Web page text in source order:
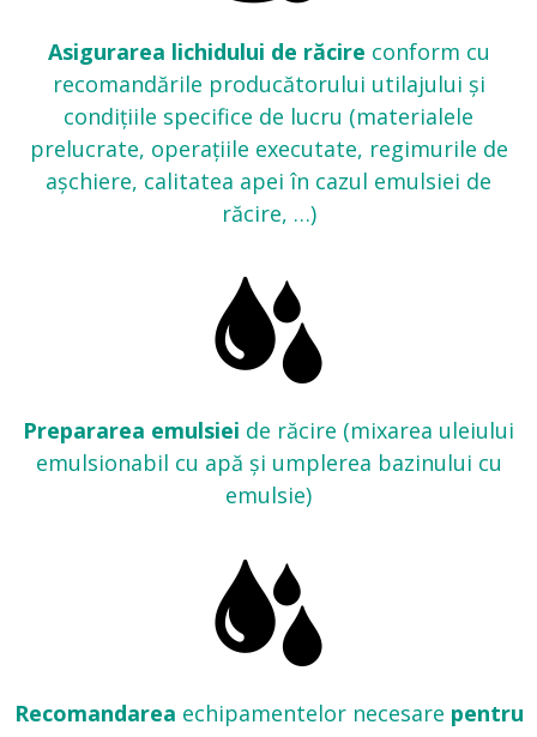
Asigurarea lichidului de răcire conform cu
recomandările producătorului utilajului și
condițiile specifice de lucru (materialele
prelucrate, operațiile executate, regimurile de
așchiere, calitatea apei în cazul emulsiei de
răcire, …)
Prepararea emulsiei de răcire (mixarea uleiului
emulsionabil cu apă și umplerea bazinului cu
emulsie)
Recomandarea echipamentelor necesare pentru